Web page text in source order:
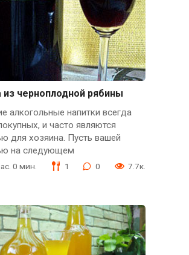
из черноплодной рябины
алкогольные напитки всегда
и часто являются
для хозяина. Пусть вашей
на следующем
0 мин. 1 0 7.7к.